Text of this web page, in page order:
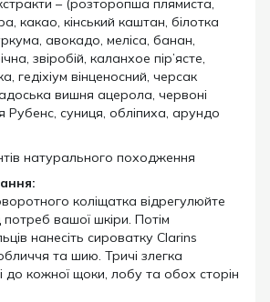
– (розторопша плямиста,
какао, кінський каштан, білотка
авокадо, меліса, банан,
звіробій, каланхое пір’ясте,
гедіхіум вінценосний, черсак
вишня ацерола, червоні
Рубенс, суниця, обліпиха, арундо
натурального походження
коліщатка відрегулюйте
вашої шкіри. Потім
нанесіть сироватку Clarins
та шию. Тричі злегка
до кожної щоки, лобу та обох сторін